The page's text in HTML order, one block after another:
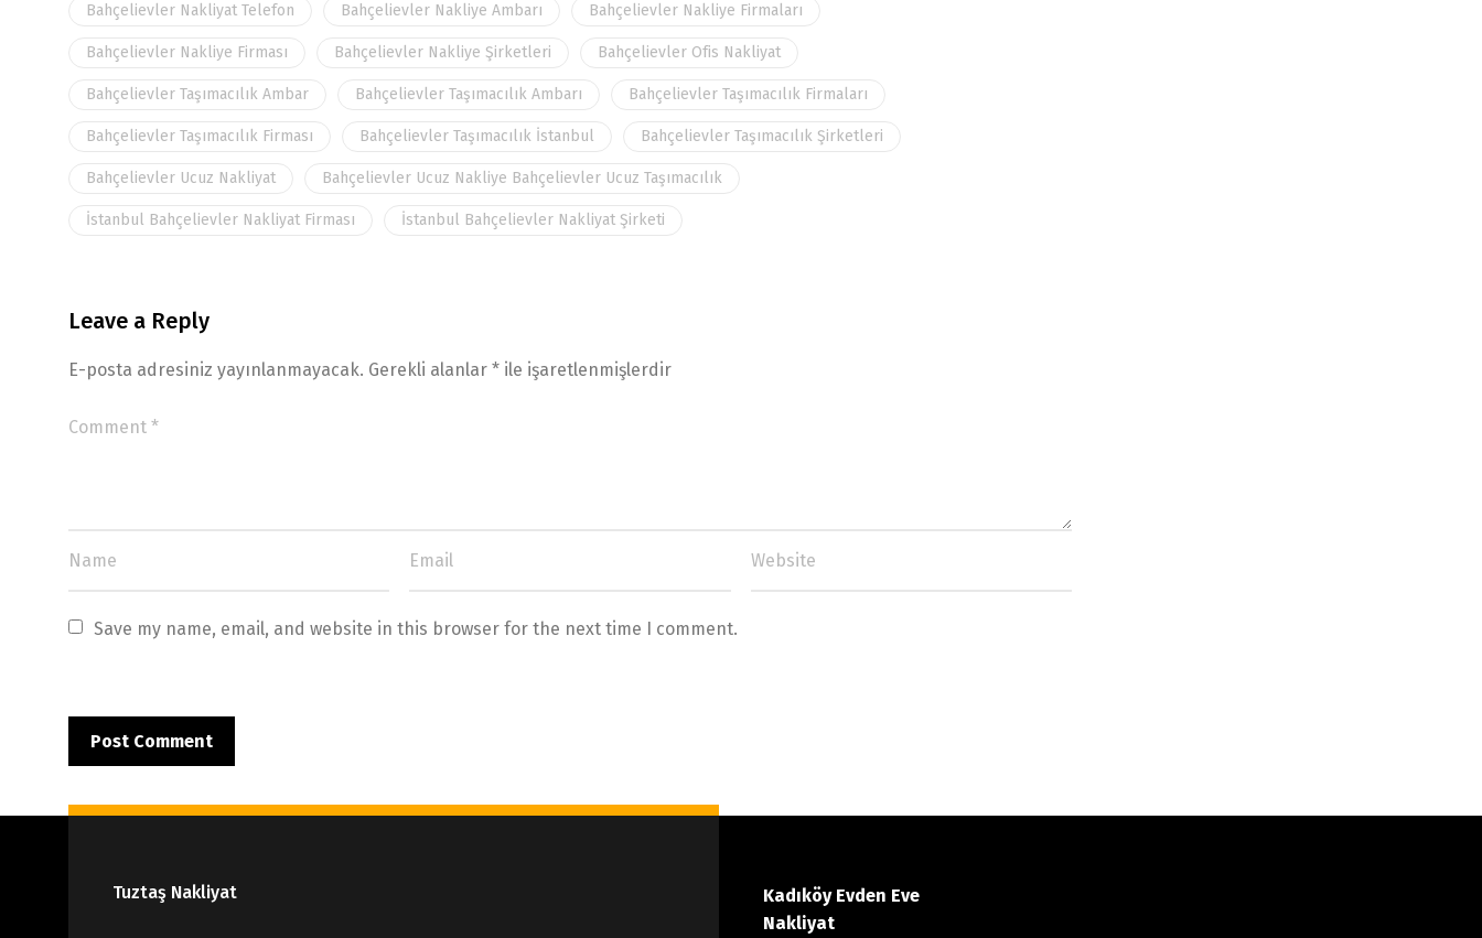
Bahçelievler Nakliyat Telefon Bahçelievler Nakliye Ambarı Bahçelievler Nakliye Firmaları
Bahçelievler Nakliye Firması Bahçelievler Nakliye Şirketleri Bahçelievler Ofis Nakliyat
Bahçelievler Taşımacılık Ambar Bahçelievler Taşımacılık Ambarı Bahçelievler Taşımacılık Firmaları
Bahçelievler Taşımacılık Firması Bahçelievler Taşımacılık İstanbul Bahçelievler Taşımacılık Şirketleri
Bahçelievler Ucuz Nakliyat Bahçelievler Ucuz Nakliye Bahçelievler Ucuz Taşımacılık
İstanbul Bahçelievler Nakliyat Firması İstanbul Bahçelievler Nakliyat Şirketi
Leave a Reply
E-posta adresiniz yayınlanmayacak. Gerekli alanlar * ile işaretlenmişlerdir
Save my name, email, and website in this browser for the next time I comment.
Tuztaş Nakliyat
Kadıköy Evden Eve
Nakliyat